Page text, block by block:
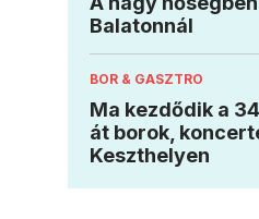
Balatonnál
BOR & GASZTRO
Ma kezdődik a
át borok,
Keszthelyen